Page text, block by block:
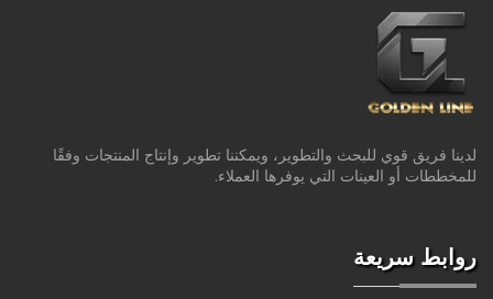
لدينا فريق قوي للبحث والتطوير، ويمكننا تطوير وإنتاج المنتجات وفقًا
للمخططات أو العينات التي يوفرها العملاء.
روابط سريعة